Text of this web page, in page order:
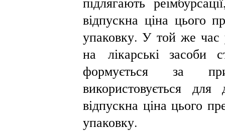
відпускна ціна цього
упаковку. У той же час
на лікарські засоби
формується за
використовується для
відпускна ціна цього
упаковку.